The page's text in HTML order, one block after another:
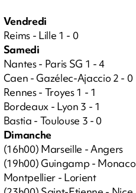
Vendredi
Reims - Lille 1 - 0
Samedi
Nantes - Paris SG 1 - 4
Caen - Gazélec-Ajaccio 2 - 0
Rennes - Troyes 1 - 1
Bordeaux - Lyon 3 - 1
Bastia - Toulouse 3 - 0
Dimanche
(16h00) Marseille - Angers
(19h00) Guingamp - Monaco
Montpellier - Lorient